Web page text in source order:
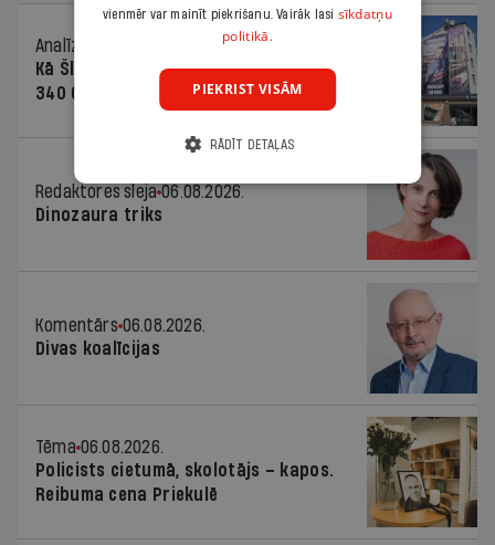
Analīze
Kā Šlesera partija palika nesodīta par
340 000 vērtu reklāmas kampaņu
Redaktores sleja 06.08.2026.
Dinozaura triks
Komentārs 06.08.2026.
Divas koalīcijas
Tēma 06.08.2026.
Policists cietumā, skolotājs – kapos.
Reibuma cena Priekulē
vienmēr var mainīt piekrišanu. Vairāk lasi sīkdatņu
politikā.
PIEKRIST VISĀM
RĀDĪT DETAĻAS